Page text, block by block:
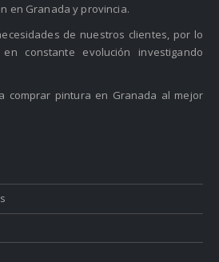
en Granada y provincia.
de nuestros clientes, por lo
constante evolución investigando
comprar pintura en Granada al mejor